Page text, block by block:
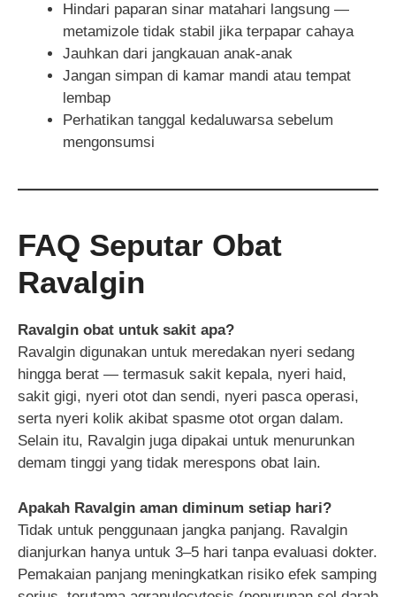
Hindari paparan sinar matahari langsung —
metamizole tidak stabil jika terpapar cahaya
Jauhkan dari jangkauan anak-anak
Jangan simpan di kamar mandi atau tempat
lembap
Perhatikan tanggal kedaluwarsa sebelum
mengonsumsi
FAQ Seputar Obat
Ravalgin
Ravalgin obat untuk sakit apa?
Ravalgin digunakan untuk meredakan nyeri sedang
hingga berat — termasuk sakit kepala, nyeri haid,
sakit gigi, nyeri otot dan sendi, nyeri pasca operasi,
serta nyeri kolik akibat spasme otot organ dalam.
Selain itu, Ravalgin juga dipakai untuk menurunkan
demam tinggi yang tidak merespons obat lain.
Apakah Ravalgin aman diminum setiap hari?
Tidak untuk penggunaan jangka panjang. Ravalgin
dianjurkan hanya untuk 3–5 hari tanpa evaluasi dokter.
Pemakaian panjang meningkatkan risiko efek samping